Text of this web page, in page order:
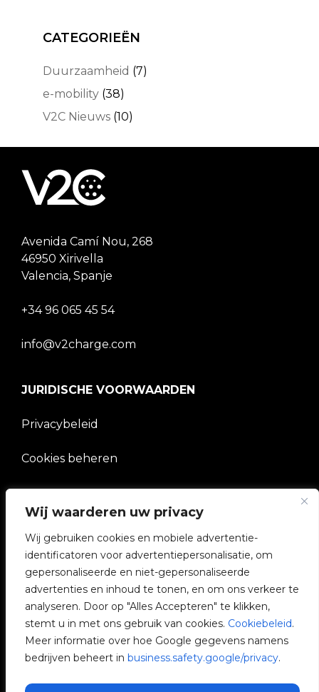
Wij waarderen uw privacy
Wij gebruiken cookies en mobiele advertentie-
identificatoren voor advertentiepersonalisatie, om
gepersonaliseerde en niet-gepersonaliseerde
advertenties en inhoud te tonen, en om ons verkeer te
analyseren. Door op "Alles Accepteren" te klikken,
stemt u in met ons gebruik van cookies. Cookiebeleid.
Meer informatie over hoe Google gegevens namens
bedrijven beheert in business.safety.google/privacy.
CATEGORIEËN
Duurzaamheid (7)
e-mobility (38)
V2C Nieuws (10)
Avenida Camí Nou, 268
46950 Xirivella
Valencia, Spanje
+34 96 065 45 54
info@v2charge.com
JURIDISCHE VOORWAARDEN
Privacybeleid
Cookies beheren
BEDRIJF
V2C Gemeenschap
e-Chargers
V2C Cloud
V2C Payments